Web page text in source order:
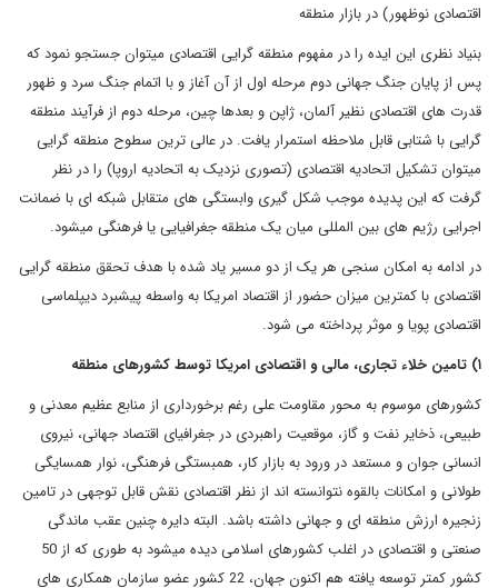
اقتصادی نوظهور) در بازار منطقه
بنیاد نظری این ایده را در مفهوم منطقه گرایی اقتصادی میتوان جستجو نمود که
پس از پایان جنگ جهانی دوم مرحله اول از آن آغاز و با اتمام جنگ سرد و ظهور
قدرت های اقتصادی نظیر آلمان، ژاپن و بعدها چین، مرحله دوم از فرآیند منطقه
گرایی با شتابی قابل ملاحظه استمرار یافت. در عالی ترین سطوح منطقه گرایی
میتوان تشکیل اتحادیه اقتصادی (تصوری نزدیک به اتحادیه اروپا) را در نظر
گرفت که این پدیده موجب شکل گیری وابستگی های متقابل شبکه ای با ضمانت
اجرایی رژیم های بین المللی میان یک منطقه جغرافیایی یا فرهنگی میشود.
در ادامه به امکان سنجی هر یک از دو مسیر یاد شده با هدف تحقق منطقه گرایی
اقتصادی با کمترین میزان حضور از اقتصاد امریکا به واسطه پیشبرد دیپلماسی
اقتصادی پویا و موثر پرداخته می شود.
۱) تامین خلاء تجاری، مالی و اقتصادی امریکا توسط کشورهای منطقه
کشورهای موسوم به محور مقاومت علی رغم برخورداری از منابع عظیم معدنی و
طبیعی، ذخایر نفت و گاز، موقعیت راهبردی در جغرافیای اقتصاد جهانی، نیروی
انسانی جوان و مستعد در ورود به بازار کار، همبستگی فرهنگی، نوار همسایگی
طولانی و امکانات بالقوه نتوانسته اند از نظر اقتصادی نقش قابل توجهی در تامین
زنجیره ارزش منطقه ای و جهانی داشته باشد. البته دایره چنین عقب ماندگی
صنعتی و اقتصادی در اغلب کشورهای اسلامی دیده میشود به طوری که از 50
کشور کمتر توسعه یافته هم اکنون جهان، 22 کشور عضو سازمان همکاری های